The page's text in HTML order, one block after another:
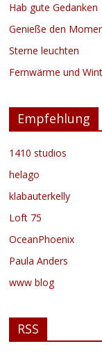
Hab gute Gedanken
Genieße den
Sterne leuchten
Fernwärme und
Empfehlung
1410 studios
helago
klabauterkelly
Loft 75
OceanPhoenix
Paula Anders
www blog
RSS